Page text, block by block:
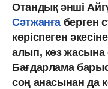
Отандық әнші
Сәтжанға берген
көріспеген
алып, көз жасына
Бағдарлама
соң анасынан да